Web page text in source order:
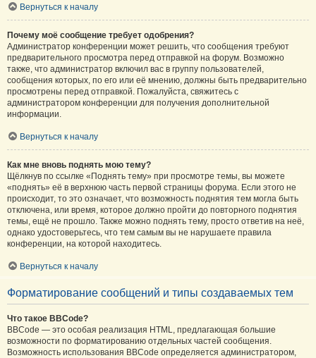
Вернуться к началу
Почему моё сообщение требует одобрения?
Администратор конференции может решить, что сообщения требуют
предварительного просмотра перед отправкой на форум. Возможно
также, что администратор включил вас в группу пользователей,
сообщения которых, по его или её мнению, должны быть предварительно
просмотрены перед отправкой. Пожалуйста, свяжитесь с
администратором конференции для получения дополнительной
информации.
Вернуться к началу
Как мне вновь поднять мою тему?
Щёлкнув по ссылке «Поднять тему» при просмотре темы, вы можете
«поднять» её в верхнюю часть первой страницы форума. Если этого не
происходит, то это означает, что возможность поднятия тем могла быть
отключена, или время, которое должно пройти до повторного поднятия
темы, ещё не прошло. Также можно поднять тему, просто ответив на неё,
однако удостоверьтесь, что тем самым вы не нарушаете правила
конференции, на которой находитесь.
Вернуться к началу
Форматирование сообщений и типы создаваемых тем
Что такое BBCode?
BBCode — это особая реализация HTML, предлагающая большие
возможности по форматированию отдельных частей сообщения.
Возможность использования BBCode определяется администратором,